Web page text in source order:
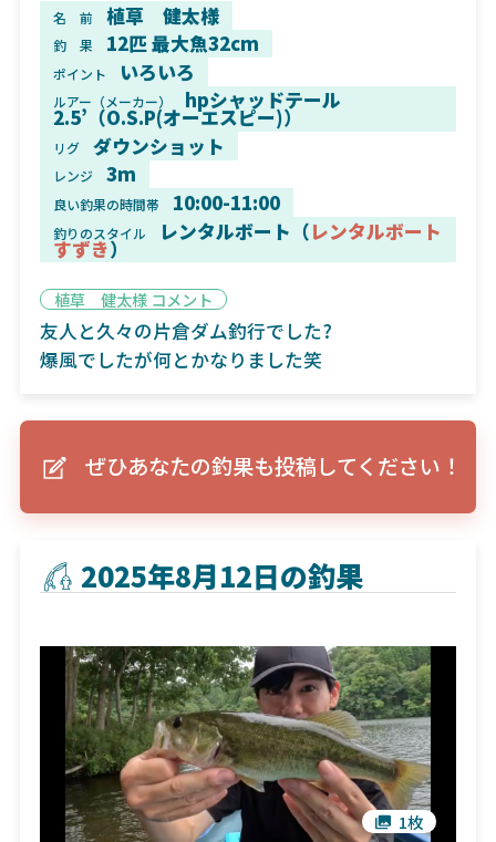
名 前 植草 健太様
釣 果 12匹 最大魚32cm
ポイント いろいろ
ルアー（メーカー） hpシャッドテール
2.5’（O.S.P(オーエスピー)）
リグ ダウンショット
レンジ 3m
良い釣果の時間帯 10:00-11:00
釣りのスタイル レンタルボート（レンタルボート
すずき）
植草 健太様 コメント
友人と久々の片倉ダム釣行でした?
爆風でしたが何とかなりました笑
ぜひあなたの釣果も投稿してください！
2025年8月12日の釣果
1枚